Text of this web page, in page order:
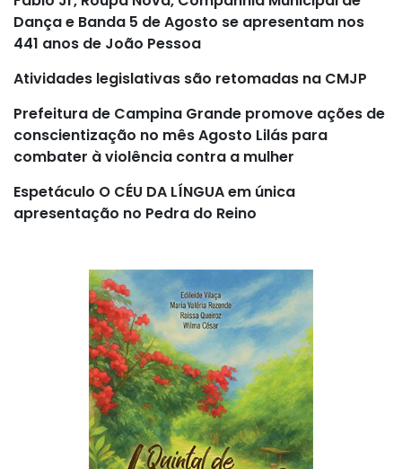
Dança e Banda 5 de Agosto se apresentam nos
441 anos de João Pessoa
Atividades legislativas são retomadas na CMJP
Prefeitura de Campina Grande promove ações de
conscientização no mês Agosto Lilás para
combater à violência contra a mulher
Espetáculo O CÉU DA LÍNGUA em única
apresentação no Pedra do Reino